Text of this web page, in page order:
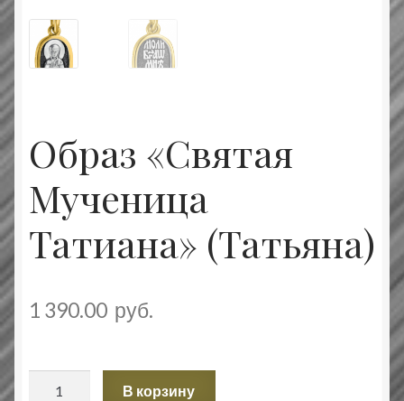
Образ «Святая
Мученица
Татиана» (Татьяна)
1 390.00 руб.
В корзину